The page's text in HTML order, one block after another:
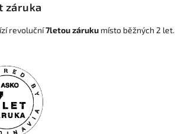
záruka
revoluční7letou zárukumísto běžných 2 let.